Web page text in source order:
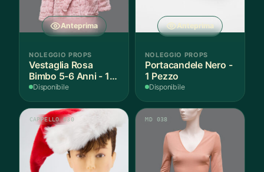
Anteprima
NOLEGGIO PROPS
Vestaglia Rosa
Bimbo 5-6 Anni - 1
Pezzo
Disponibile
Anteprima
NOLEGGIO PROPS
Portacandele Nero -
1 Pezzo
Disponibile
CAPPELLO 030 MD 038